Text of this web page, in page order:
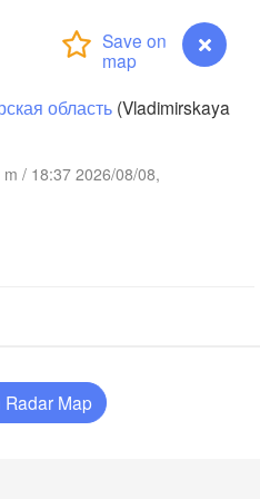
область (Vladimirskaya
/ 18:37 2026/08/08,
Radar Map
Нижний Новгород
(Nizhny Novgorod)